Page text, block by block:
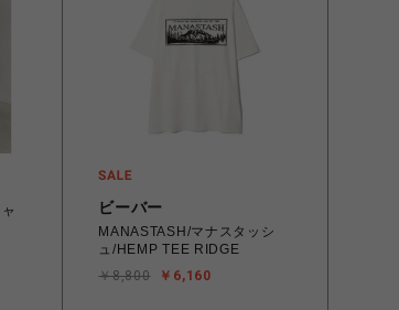
ビーバー
MANASTASH/マナスタッシ
ュ/HEMP TEE RIDGE
￥6,160
￥8,800